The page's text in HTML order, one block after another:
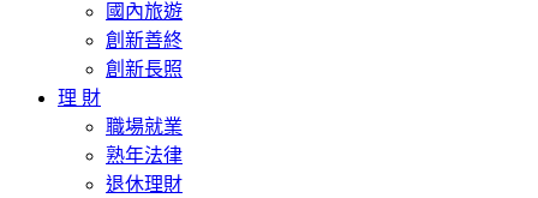
國內旅遊
創新善終
創新長照
理 財
職場就業
熟年法律
退休理財